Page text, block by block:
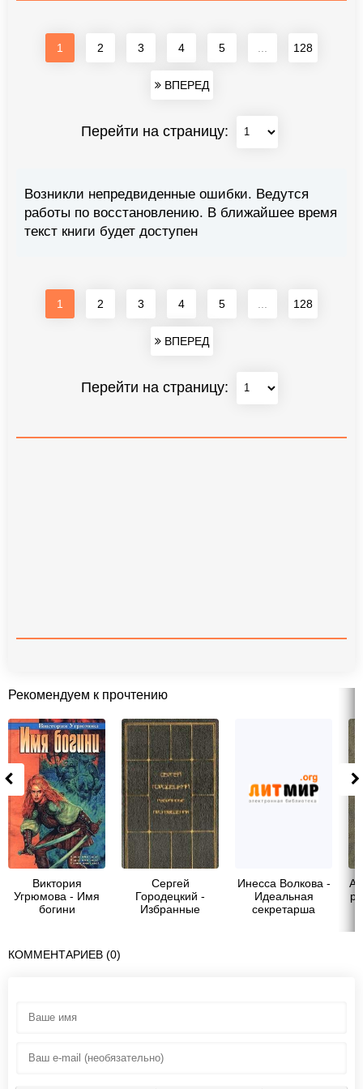
1 2 3 4 5 128
ВПЕРЕД
Перейти на страницу:
Возникли непредвиденные ошибки. Ведутся
работы по восстановлению. В ближайшее время
текст книги будет доступен
1 2 3 4 5 128
ВПЕРЕД
Перейти на страницу:
Рекомендуем к прочтению
Виктория
Угрюмова - Имя
богини
Сергей
Городецкий -
Избранные
Инесса Волкова -
Идеальная
секретарша
КОММЕНТАРИЕВ (0)